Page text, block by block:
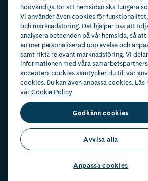
nödvändiga för att hemsidan ska fungera
Vi använder även cookies för
och marknadsföring. Det hjälper oss att
analysera beteenden på vår hemsida, så att
en mer personaliserad upplevelse och
samt rikta relevant marknadsföring. Vi
informationen med våra
acceptera cookies samtycker du till vår
cookies. Du kan även anpassa cookies. Läs
vårCookie Policy
Godkänn cookies
Avvisa alla
Anpassa cookies